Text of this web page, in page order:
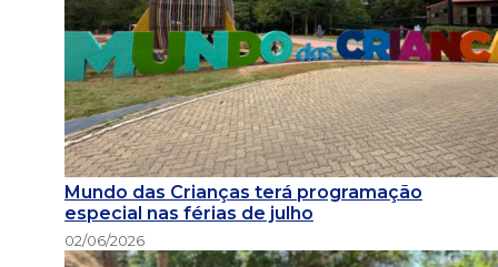
Mundo das Crianças terá programação
especial nas férias de julho
02/06/2026